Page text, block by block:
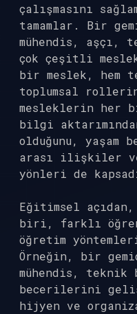
çalışmasını
tamamlar. Bir
mühendis, aşçı,
çok çeşitli
bir meslek, hem
toplumsal
mesleklerin her
bilgi
olduğunu,
arası ilişkiler
yönleri de
Eğitimsel
biri, farklı
öğretim
Örneğin, bir
mühendis,
becerilerini
hijyen ve